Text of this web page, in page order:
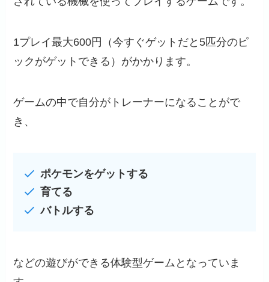
1プレイ最大600円（今すぐゲットだと5匹分のピ
ックがゲットできる）がかかります。
ゲームの中で自分がトレーナーになることがで
き、
ポケモンをゲットする
育てる
バトルする
などの遊びができる体験型ゲームとなっていま